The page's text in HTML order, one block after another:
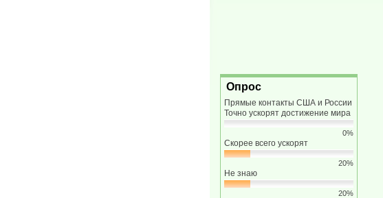
Опрос
Прямые контакты США и России
Точно ускорят достижение мира
0%
Скорее всего ускорят
20%
Не знаю
20%